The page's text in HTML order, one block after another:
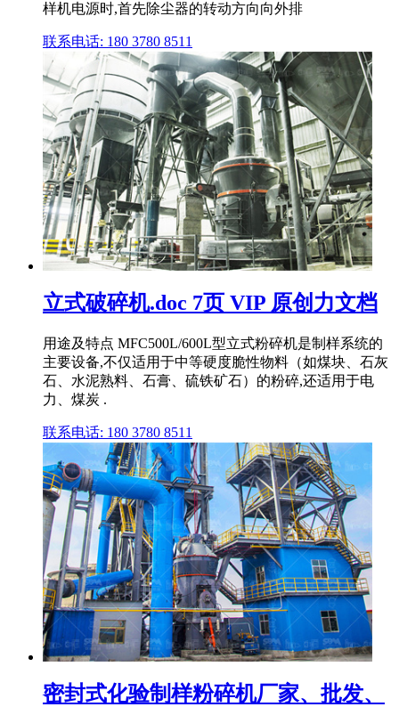
样机电源时,首先除尘器的转动方向向外排
联系电话: 180 3780 8511
立式破碎机.doc 7页 VIP 原创力文档
用途及特点 MFC500L/600L型立式粉碎机是制样系统的
主要设备,不仅适用于中等硬度脆性物料（如煤块、石灰
石、水泥熟料、石膏、硫铁矿石）的粉碎,还适用于电
力、煤炭 .
联系电话: 180 3780 8511
密封式化验制样粉碎机厂家、批发、